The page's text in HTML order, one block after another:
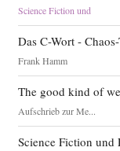
Science Fiction und
Das C-Wort -
Frank Hamm
The good kind of
Aufschrieb zur Me...
Science Fiction und